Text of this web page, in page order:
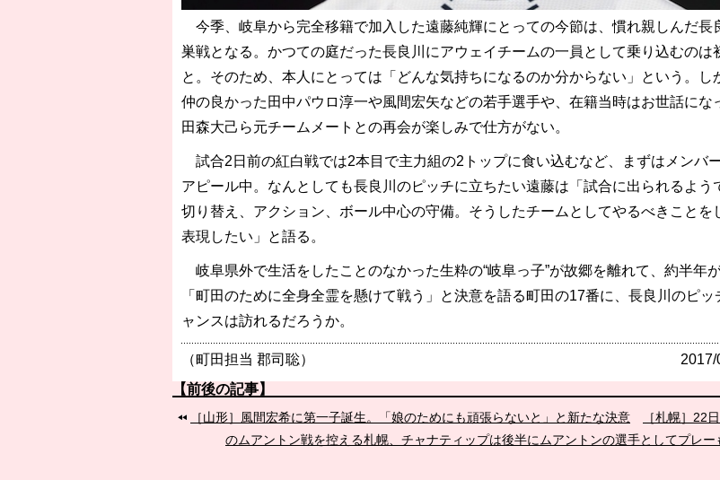
今季、岐阜から完全移籍で加入した遠藤純輝にとっての今節は、慣れ親しんだ長
巣戦となる。かつての庭だった長良川にアウェイチームの一員として乗り込むのは
と。そのため、本人にとっては「どんな気持ちになるのか分からない」という。し
仲の良かった田中パウロ淳一や風間宏矢などの若手選手や、在籍当時はお世話にな
田森大己ら元チームメートとの再会が楽しみで仕方がない。
試合2日前の紅白戦では2本目で主力組の2トップに食い込むなど、まずはメンバ
アピール中。なんとしても長良川のピッチに立ちたい遠藤は「試合に出られるよう
切り替え、アクション、ボール中心の守備。そうしたチームとしてやるべきことを
表現したい」と語る。
岐阜県外で生活をしたことのなかった生粋の“岐阜っ子”が故郷を離れて、約半年が
「町田のために全身全霊を懸けて戦う」と決意を語る町田の17番に、長良川のピッ
ャンスは訪れるだろうか。
（町田担当 郡司聡） 2017/
【前後の記事】
［山形］風間宏希に第一子誕生。「娘のためにも頑張らないと」と新たな決意
［札幌］22
のムアントン戦を控える札幌、チャナティップは後半にムアントンの選手としてプレー